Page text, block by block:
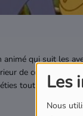
Les
Nous
qui suit les
de ce monde
tout en